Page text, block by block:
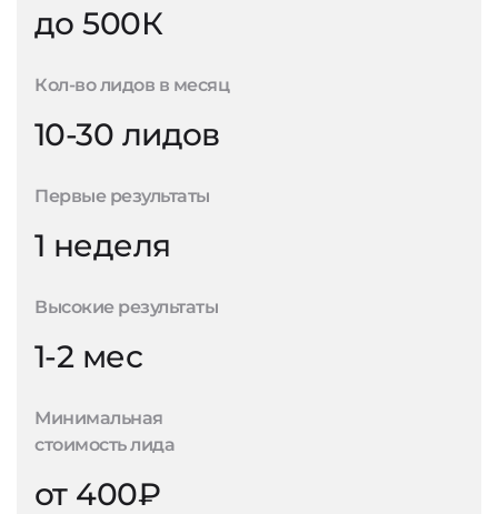
до 500К
Кол-во лидов в месяц
10-30 лидов
Первые результаты
1 неделя
Высокие результаты
1-2 мес
Минимальная
стоимость лида
от 400₽